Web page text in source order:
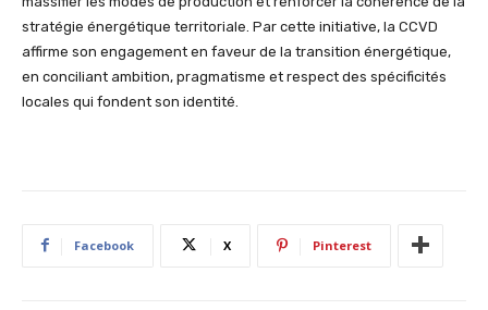
stratégie énergétique territoriale. Par cette initiative, la CCVD
affirme son engagement en faveur de la transition énergétique,
en conciliant ambition, pragmatisme et respect des spécificités
locales qui fondent son identité.
Facebook X Pinterest